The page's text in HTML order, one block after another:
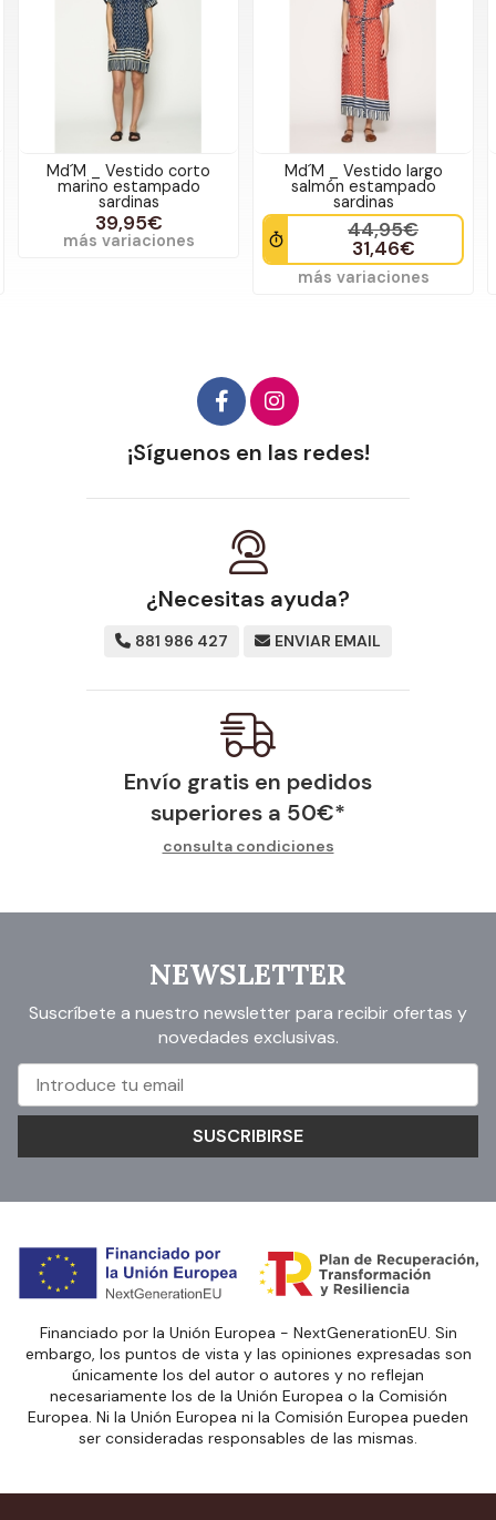
Md´M _ Vestido largo
salmón estampado
sardinas
44,95€
31,46€
MD´M_ Vestido corto
amarillo estampado
asterisco
39,95€
29,95€
más variaciones
¡Síguenos en las redes!
¿Necesitas ayuda?
881 986 427 ENVIAR EMAIL
Envío gratis en pedidos
superiores a 50€*
consulta condiciones
NEWSLETTER
Suscríbete a nuestro newsletter para recibir ofertas y
novedades exclusivas.
SUSCRIBIRSE
Financiado por la Unión Europea - NextGenerationEU. Sin
embargo, los puntos de vista y las opiniones expresadas son
únicamente los del autor o autores y no reflejan
necesariamente los de la Unión Europea o la Comisión
Europea. Ni la Unión Europea ni la Comisión Europea pueden
ser consideradas responsables de las mismas.